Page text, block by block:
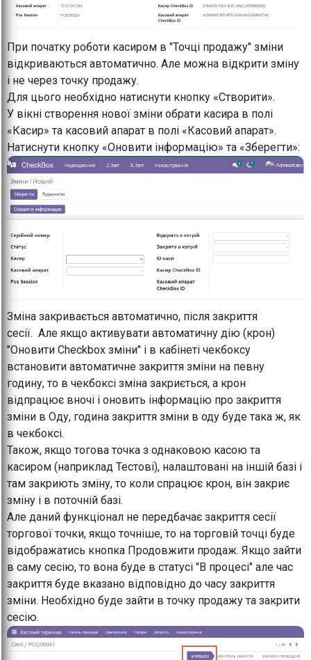
При початку роботи касиром в "Точці продажу" зміни
відкриваються автоматично. Але можна відкрити зміну
і не через точку продажу.
Для цього необхідно натиснути кнопку «Створити».
У вікні створення нової зміни обрати касира в полі
«Касир» та касовий апарат в полі «Касовий апарат».
Натиснути кнопку «Оновити інформацію» та «Зберегти»:
Зміна закривається автоматично, після закриття
сесії. Але якщо активувати автоматичну дію (крон)
"Оновити Checkbox зміни" і в кабінеті чекбоксу
встановити автоматичне закриття зміни на певну
годину, то в чекбоксі зміна закриється, а крон
відпрацює вночі і оновить інформацію про закриття
зміни в Оду, година закриття зміни в оду буде така ж, як
в чекбоксі.
Також, якщо тогова точка з однаковою касою та
касиром (наприклад Тестові), налаштовані на іншій базі і
там закриють зміну, то коли спрацює крон, він закриє
зміну і в поточній базі.
Але даний функціонал не передбачає закриття сесії
торгової точки, якщо точніше, то на торговій точці буде
відображатись кнопка Продовжити продаж. Якщо зайти
в саму сесію, то вона буде в статусі "В процесі" але час
закриття буде вказано відповідно до часу закриття
зміни. Необхідно буде зайти в точку продажу та закрити
сесію.